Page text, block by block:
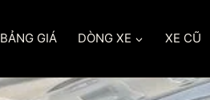
BẢNG GIÁ DÒNG XE XE CŨ